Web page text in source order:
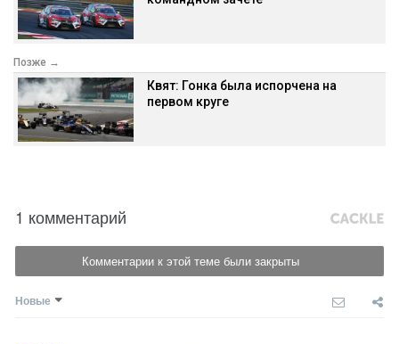
Позже →
Квят: Гонка была испорчена на
первом круге
1 комментарий
Комментарии к этой теме были закрыты
Новые